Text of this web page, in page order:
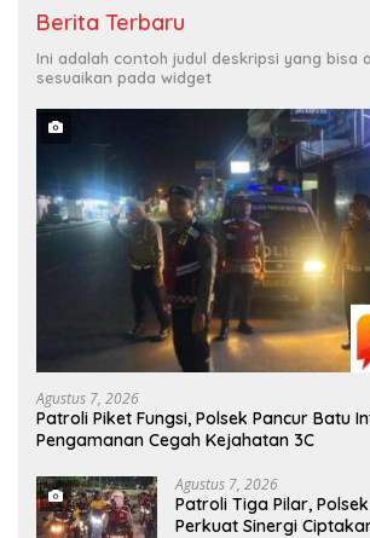
Berita Terbaru
Ini adalah contoh judul deskripsi yang bisa
sesuaikan pada widget
Agustus 7, 2026
Patroli Piket Fungsi, Polsek Pancur Batu
Pengamanan Cegah Kejahatan 3C
Agustus 7, 2026
Patroli Tiga Pilar,
Perkuat Sinergi